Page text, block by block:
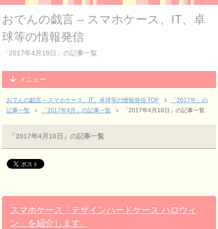
おでんの戯言 – スマホケース、IT、卓
球等の情報発信
「2017年4月18日」の記事一覧
メニュー
おでんの戯言 – スマホケース、IT、卓球等の情報発信 TOP
「2017年」の
記事一覧
「2017年4月」の記事一覧 「2017年4月18日」の記事一覧
「2017年4月18日」の記事一覧
スマホケース「デザインハードケース ハロウィ
ン」を紹介します。